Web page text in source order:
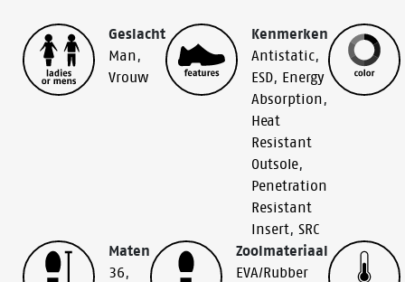
Geslacht
Man,
Vrouw
Kenmerken
Antistatic,
ESD, Energy
Absorption,
Heat
Resistant
Outsole,
Penetration
Resistant
Insert, SRC
Maten
36,
Zoolmateriaal
EVA/Rubber